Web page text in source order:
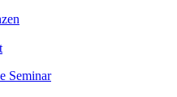
Seminar